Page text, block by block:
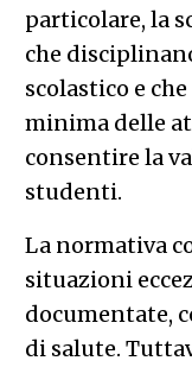
particolare, la
che
scolastico e
minima delle
consentire la
studenti.
La normativa
situazioni
documentate,
di salute.